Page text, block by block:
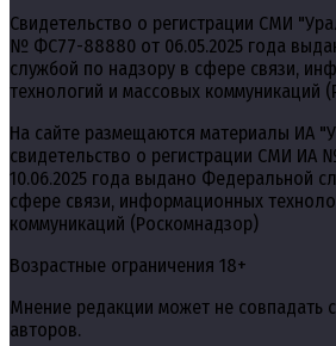
Свидетельство о регистрации СМИ
№ ФС77-88880 от 06.05.2025 года
службой по надзору в сфере связи,
технологий и массовых коммуникаций
На сайте размещаются материалы ИА
свидетельство о регистрации СМИ ИА
10.06.2025 года выдано Федеральной
сфере связи, информационных
коммуникаций (Роскомнадзор)
Возрастные ограничения 18+
Мнение редакции может не совпадать
авторов.